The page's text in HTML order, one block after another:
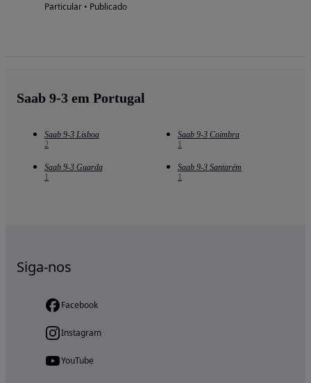
Particular • Publicado
Saab 9-3 em Portugal
Saab 9-3 Lisboa
2
Saab 9-3 Coimbra
1
Saab 9-3 Guarda
1
Saab 9-3 Santarém
1
Siga-nos
Facebook
Instagram
YouTube